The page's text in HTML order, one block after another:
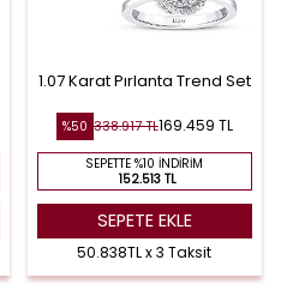
1.07 Karat Pırlanta Trend Set
%50 338.917 TL169.459 TL
SEPETTE %10 İNDIRIM
152.513 TL
SEPETE EKLE
50.838TL x 3 Taksit